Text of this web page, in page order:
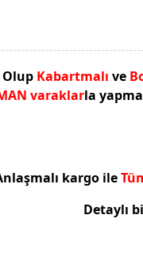
Olup Kabartmalı ve
varaklarla
kargo ile
Detaylı